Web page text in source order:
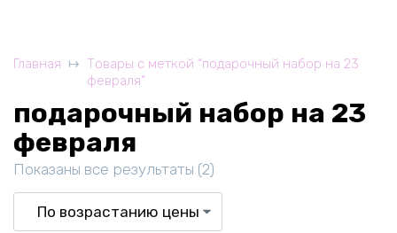
Главная
Товары с меткой “подарочный набор на 23
февраля”
подарочный набор на 23
февраля
Показаны все результаты (2)
по